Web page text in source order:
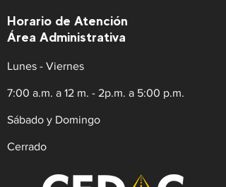
Horario de Atención
Área Administrativa
Lunes - Viernes
7:00 a.m. a 12 m. - 2p.m. a 5:00 p.m.
Sábado y Domingo
Cerrado